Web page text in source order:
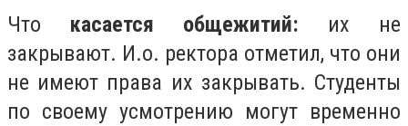
Что касается общежитий: их не
закрывают. И.о. ректора отметил, что они
не имеют права их закрывать. Студенты
по своему усмотрению могут временно